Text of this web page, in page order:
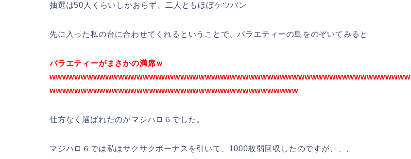
抽選は50人くらいしかおらず、二人ともほぼケツバン
先に入った私の台に合わせてくれるということで、バラエティーの島をのぞいてみると
バラエティーがまさかの満席ｗ
wwwwwwwwwwwwwwwwwwwwwwwwwwwwwwwwwwwwwwwwwwwwwwwwwwwwwwwwww
wwwwwwwwwwwwwwwwwwwwwwwwwwwwwwwwwwwwwwww
仕方なく選ばれたのがマジハロ６でした。
マジハロ６では私はサクサクボーナスを引いて、1000枚弱回収したのですが、、、